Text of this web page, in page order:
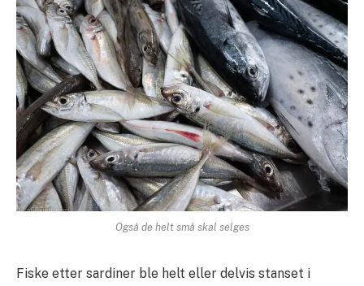
Også de helt små skal selges
Fiske etter sardiner ble helt eller delvis stanset i